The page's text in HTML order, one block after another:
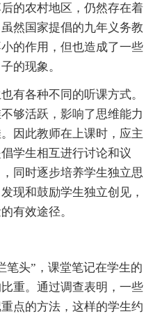
的农村地区，仍然存在着
然国家提倡的九年义务教
的作用，但也造成了一些
的现象。
各种不同的听课方式。
够活跃，影响了思维能力
因此教师在上课时，应主
学生相互进行讨论和议
同时逐步培养学生独立思
现和鼓励学生独立创见，
有效途径。
头”，课堂笔记在学生的
重。通过调查表明，一些
点的方法，这样的学生约